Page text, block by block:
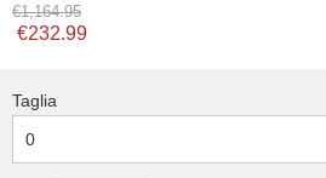
€1,164.95
€232.99
Taglia